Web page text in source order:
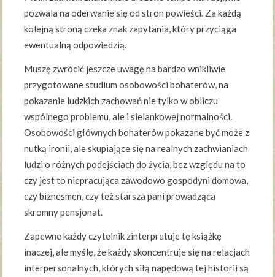
pozwala na oderwanie się od stron powieści. Za każdą
kolejną stroną czeka znak zapytania, który przyciąga
ewentualną odpowiedzią.
Muszę zwrócić jeszcze uwagę na bardzo wnikliwie
przygotowane studium osobowości bohaterów, na
pokazanie ludzkich zachowań nie tylko w obliczu
wspólnego problemu, ale i sielankowej normalności.
Osobowości głównych bohaterów pokazane być może z
nutką ironii, ale skupiające się na realnych zachwianiach
ludzi o różnych podejściach do życia, bez względu na to
czy jest to niepracująca zawodowo gospodyni domowa,
czy biznesmen, czy też starsza pani prowadząca
skromny pensjonat.
Zapewne każdy czytelnik zinterpretuje tę książkę
inaczej, ale myślę, że każdy skoncentruje się na relacjach
interpersonalnych, których siłą napędową tej historii są